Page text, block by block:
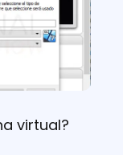
virtual?